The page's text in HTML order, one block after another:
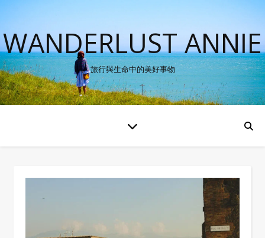
WANDERLUST ANNIE
旅行與生命中的美好事物